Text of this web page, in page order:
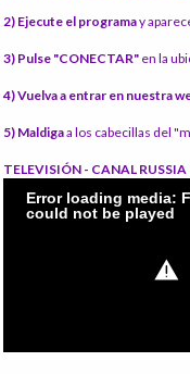
2) Ejecute el programay
3) Pulse "CONECTAR" en la
4) Vuelva a entrar en nuestra
5) Maldigaa los cabecillas del
TELEVISIÓN - CANAL